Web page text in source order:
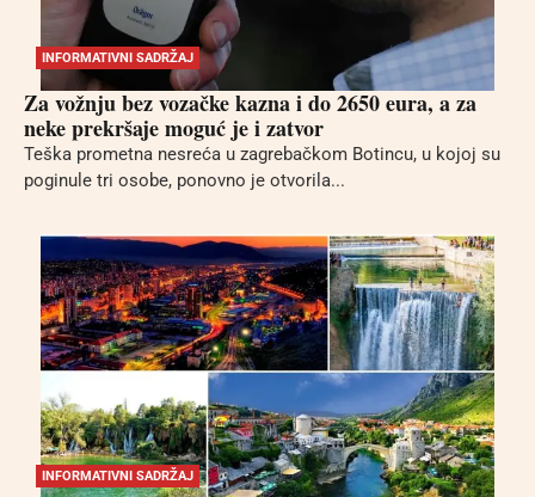
INFORMATIVNI SADRŽAJ
Za vožnju bez vozačke kazna i do 2650 eura, a za
neke prekršaje moguć je i zatvor
Teška prometna nesreća u zagrebačkom Botincu, u kojoj su
poginule tri osobe, ponovno je otvorila...
INFORMATIVNI SADRŽAJ